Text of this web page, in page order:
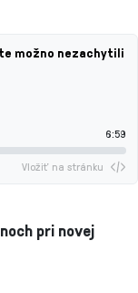
možno nezachytili
6:59
Vložiť na stránku
pri novej